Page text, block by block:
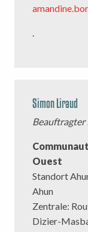
.
Simon Liraud
Ouest
Standort
Ahun
Zentrale:
Dizier-